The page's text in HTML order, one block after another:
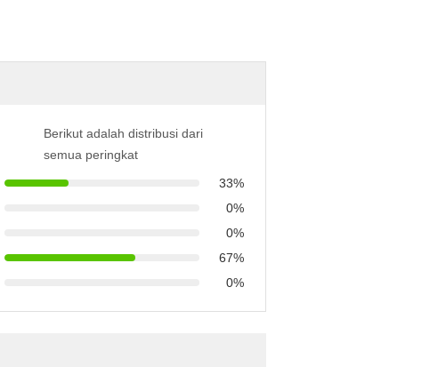
Berikut adalah distribusi dari
semua peringkat
33%
0%
0%
67%
0%